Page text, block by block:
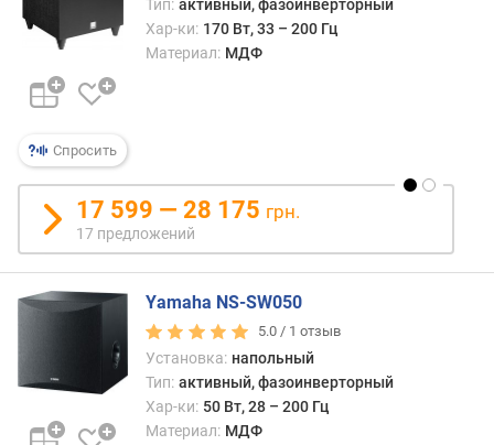
о
о
д
в
л
е
н
и
я
(
и
Спросить
Тип: активный, фазоинверторный
Хар-ки: 170 Вт, 33 – 200 Гц
Материал: МДФ
17 599 — 28 175 грн.
17 предложений
Yamaha NS-SW050
5.0 / 1 отзыв
Установка: напольный
Тип: активный, фазоинверторный
Хар-ки: 50 Вт, 28 – 200 Гц
Материал: МДФ